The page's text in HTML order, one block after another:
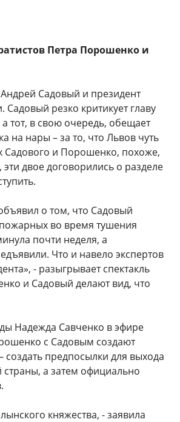
Петра Порошенко и
Садовый и президент
резко критикует главу
тот, в свою очередь, обещает
на нары – за то, что Львов чуть
Садового и Порошенко, похоже,
двое договорились о разделе
о том, что Садовый
во время тушения
почти неделя, а
Что и навело экспертов
- разыгрывает спектакль
и Садовый делают вид, что
Надежда Савченко в эфире
с Садовым создают
создать предпосылки для выхода
а затем официально
княжества, - заявила